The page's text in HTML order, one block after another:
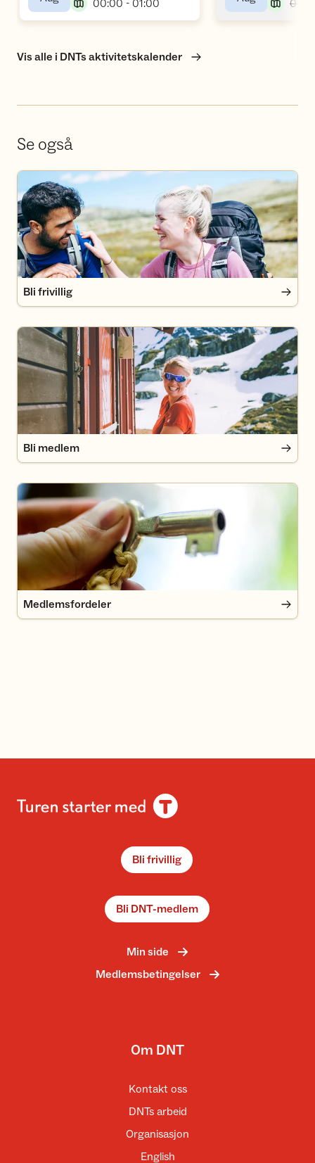
00:00 - 01:00
Vis alle i DNTs aktivitetskalender
Se også
Bli frivillig
Bli frivillig
Bli medlem
Bli medlem
Medlemsfordeler
Medlemsfordeler
Bli frivillig
Bli DNT-medlem
Min side
Medlemsbetingelser
Om DNT
Kontakt oss
DNTs arbeid
Organisasjon
English